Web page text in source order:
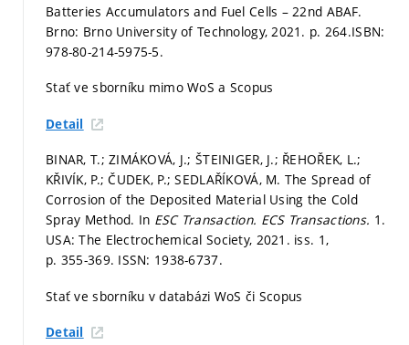
Batteries Accumulators and Fuel Cells – 22nd ABAF.
Brno: Brno University of Technology, 2021. p. 264.ISBN:
978-80-214-5975-5.
Stať ve sborníku mimo WoS a Scopus
Detail
BINAR, T.; ZIMÁKOVÁ, J.; ŠTEINIGER, J.; ŘEHOŘEK, L.;
KŘIVÍK, P.; ČUDEK, P.; SEDLAŘÍKOVÁ, M. The Spread of
Corrosion of the Deposited Material Using the Cold
Spray Method. In ESC Transaction. ECS Transactions. 1.
USA: The Electrochemical Society, 2021. iss. 1,
p. 355-369. ISSN: 1938-6737.
Stať ve sborníku v databázi WoS či Scopus
Detail